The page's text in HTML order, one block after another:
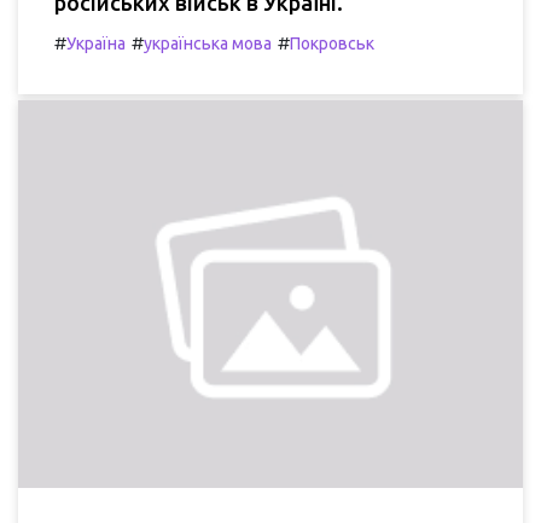
#Україна #українська мова #Покровськ